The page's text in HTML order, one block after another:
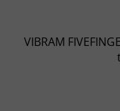
VIBRAM